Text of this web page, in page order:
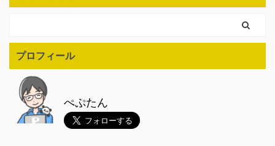
プロフィール
ぺぷたん